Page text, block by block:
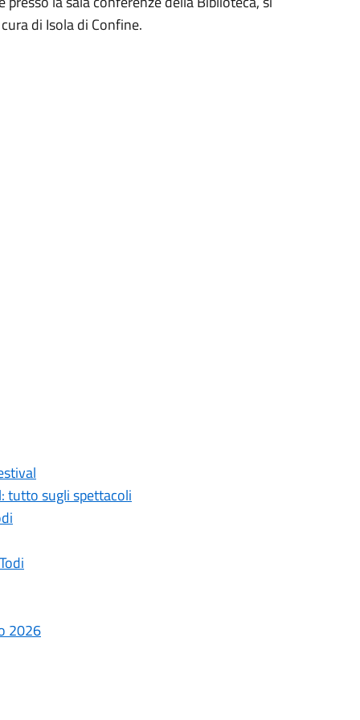
di Isola di Confine.
tutto sugli spettacoli
2026